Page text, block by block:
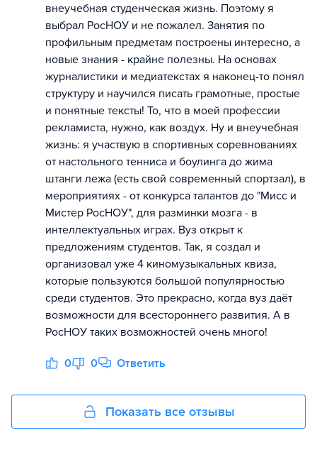
внеучебная студенческая жизнь. Поэтому я
выбрал РосНОУ и не пожалел. Занятия по
профильным предметам построены интересно, а
новые знания - крайне полезны. На основах
журналистики и медиатекстах я наконец-то понял
структуру и научился писать грамотные, простые
и понятные тексты! То, что в моей профессии
рекламиста, нужно, как воздух. Ну и внеучебная
жизнь: я участвую в спортивных соревнованиях
от настольного тенниса и боулинга до жима
штанги лежа (есть свой современный спортзал), в
мероприятиях - от конкурса талантов до "Мисс и
Мистер РосНОУ", для разминки мозга - в
интеллектуальных играх. Вуз открыт к
предложениям студентов. Так, я создал и
организовал уже 4 киномузыкальных квиза,
которые пользуются большой популярностью
среди студентов. Это прекрасно, когда вуз даёт
возможности для всестороннего развития. А в
РосНОУ таких возможностей очень много!
0 0 Ответить
Показать все отзывы